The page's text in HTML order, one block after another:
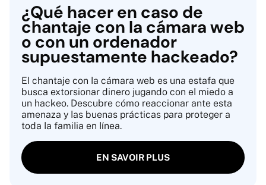
¿Qué hacer en caso de
chantaje con la cámara web
o con un ordenador
supuestamente hackeado?
El chantaje con la cámara web es una estafa que
busca extorsionar dinero jugando con el miedo a
un hackeo. Descubre cómo reaccionar ante esta
amenaza y las buenas prácticas para proteger a
toda la familia en línea.
EN SAVOIR PLUS